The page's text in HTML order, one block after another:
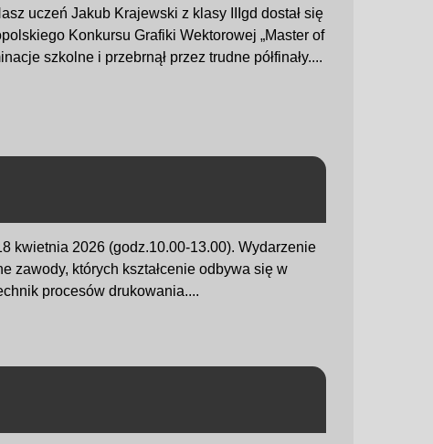
uczeń Jakub Krajewski z klasy IIIgd dostał się
Konkursu Grafiki Wektorowej „Master of
szkolne i przebrnął przez trudne półfinały....
kwietnia 2026 (godz.10.00-13.00). Wydarzenie
zawody, których kształcenie odbywa się w
procesów drukowania....